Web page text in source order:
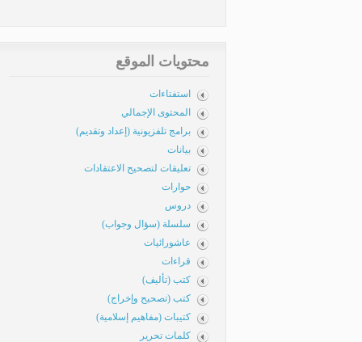
محتويات الموقع
استفتاءات
المحتوى الإجمالي
برامج تلفزيونية (إعداد وتقديم)
بيانات
تعليقات لتصحيح الاعتقادات
حوارات
دروس
سلسلة (سؤال وجواب)
عاشورائيات
قراءات
كتب (تأليف)
كتب (تصحيح وإخراج)
كتيبات (مفاهيم إسلامية)
كلمات تحرير